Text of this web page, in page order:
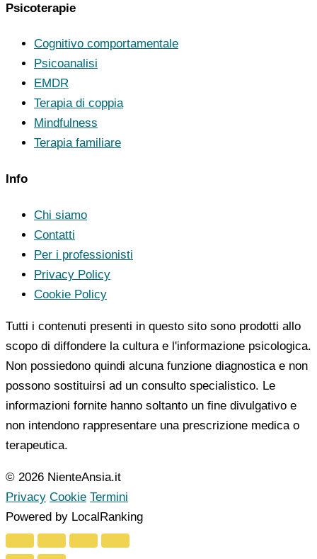
Psicoterapie
Cognitivo comportamentale
Psicoanalisi
EMDR
Terapia di coppia
Mindfulness
Terapia familiare
Info
Chi siamo
Contatti
Per i professionisti
Privacy Policy
Cookie Policy
Tutti i contenuti presenti in questo sito sono prodotti allo
scopo di diffondere la cultura e l'informazione psicologica.
Non possiedono quindi alcuna funzione diagnostica e non
possono sostituirsi ad un consulto specialistico. Le
informazioni fornite hanno soltanto un fine divulgativo e
non intendono rappresentare una prescrizione medica o
terapeutica.
© 2026 NienteAnsia.it
Privacy Cookie Termini
Powered by LocalRanking